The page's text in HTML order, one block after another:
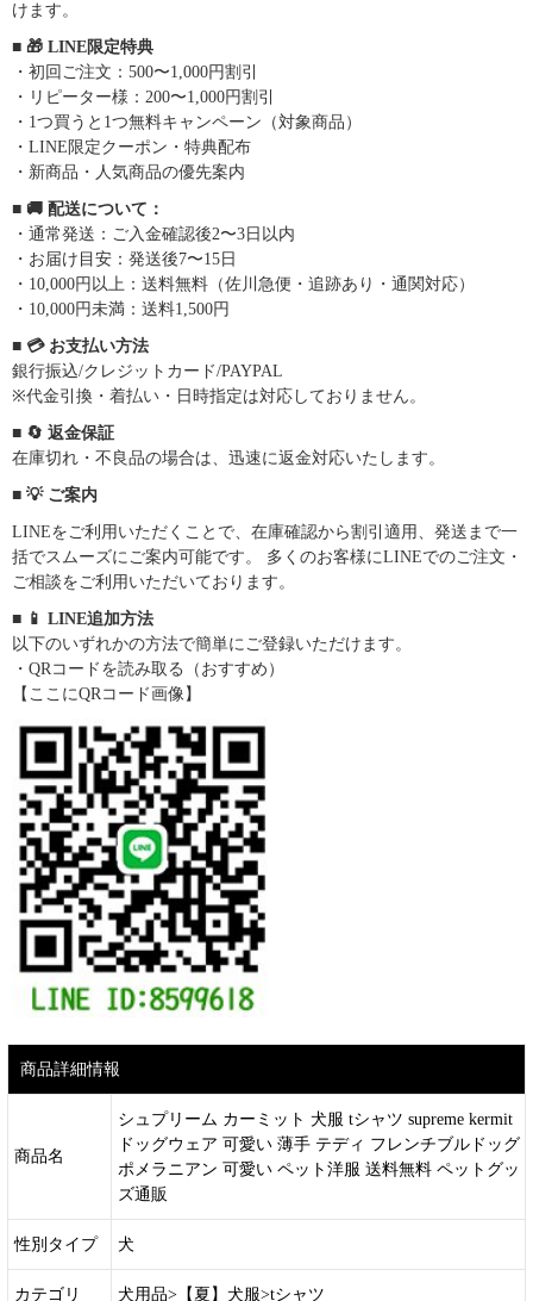
けます。
■ 🎁 LINE限定特典
・初回ご注文：500〜1,000円割引
・リピーター様：200〜1,000円割引
・1つ買うと1つ無料キャンペーン（対象商品）
・LINE限定クーポン・特典配布
・新商品・人気商品の優先案内
■ 🚚 配送について：
・通常発送：ご入金確認後2〜3日以内
・お届け目安：発送後7〜15日
・10,000円以上：送料無料（佐川急便・追跡あり・通関対応）
・10,000円未満：送料1,500円
■ 💳 お支払い方法
銀行振込/クレジットカード/PAYPAL
※代金引換・着払い・日時指定は対応しておりません。
■ 🔄 返金保証
在庫切れ・不良品の場合は、迅速に返金対応いたします。
■ 💡 ご案内
LINEをご利用いただくことで、在庫確認から割引適用、発送まで一
括でスムーズにご案内可能です。 多くのお客様にLINEでのご注文・
ご相談をご利用いただいております。
■ 📱 LINE追加方法
以下のいずれかの方法で簡単にご登録いただけます。
・QRコードを読み取る（おすすめ）
【ここにQRコード画像】
商品詳細情報
商品名
シュプリーム カーミット 犬服 tシャツ supreme kermit
ドッグウェア 可愛い 薄手 テディ フレンチブルドッグ
ポメラニアン 可愛い ペット洋服 送料無料 ペットグッ
ズ通販
性別タイプ 犬
カテゴリ 犬用品>【夏】犬服>tシャツ